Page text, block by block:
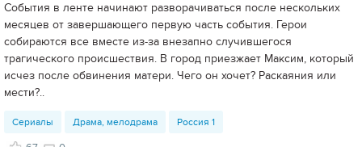
События в ленте начинают разворачиваться после нескольких
месяцев от завершающего первую часть события. Герои
собираются все вместе из-за внезапно случившегося
трагического происшествия. В город приезжает Максим, который
исчез после обвинения матери. Чего он хочет? Раскаяния или
мести?..
Сериалы Драма, мелодрама Россия 1